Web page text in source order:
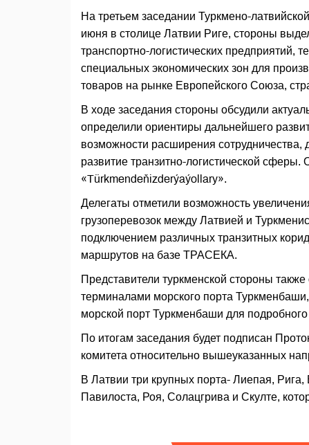
На третьем заседании Туркмено-
июня в столице Латвии Риге, стороны
транспортно-логистических предприятий,
специальных экономических зон для
товаров на рынке Европейского Союза,
В ходе заседания стороны обсудили
определили ориентиры дальнейшего
возможности расширения
развитие транзитно-логистической
«Türkmendeňizderýaýollary».
Делегаты отметили возможность
грузоперевозок между Латвией и
подключением различных транзитных
маршрутов на базе ТРАСЕКА.
Представители туркменской стороны
терминалами морского порта
морской порт Туркменбаши для
По итогам заседания будет подписан
комитета относительно вышеуказанных
В Латвии три крупных порта- Лиепая,
Павилоста, Роя, Солацгрива и Скулте,